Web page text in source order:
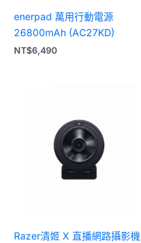
enerpad 萬用行動電源
26800mAh (AC27KD)
NT$6,490
Razer清姬 X 直播網路攝影機